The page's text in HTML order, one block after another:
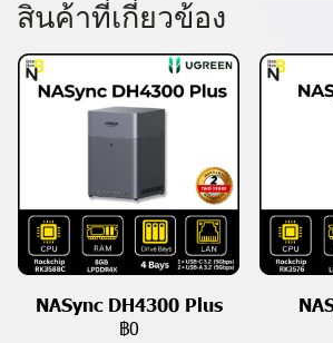
สินค้าที่เกี่ยวข้อง
NASync DH4300 Plus
฿0